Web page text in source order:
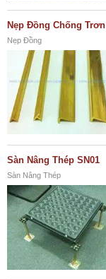
Nẹp Đồng Chống Trơn
Nẹp Đồng
Sàn Nâng Thép SN01
Sàn Nâng Thép